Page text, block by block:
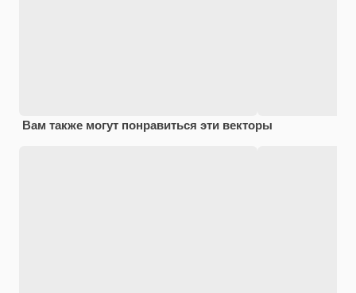
Вам также могут понравиться эти векторы